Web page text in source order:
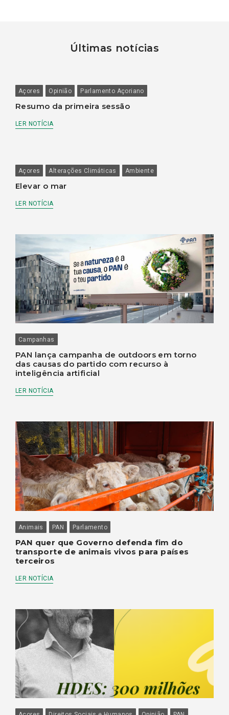
Últimas notícias
Açores Opinião Parlamento Açoriano
Resumo da primeira sessão
LER NOTÍCIA
Açores Alterações Climáticas Ambiente
Elevar o mar
LER NOTÍCIA
Campanhas
PAN lança campanha de outdoors em torno
das causas do partido com recurso à
inteligência artificial
LER NOTÍCIA
Animais PAN Parlamento
PAN quer que Governo defenda fim do
transporte de animais vivos para países
terceiros
LER NOTÍCIA